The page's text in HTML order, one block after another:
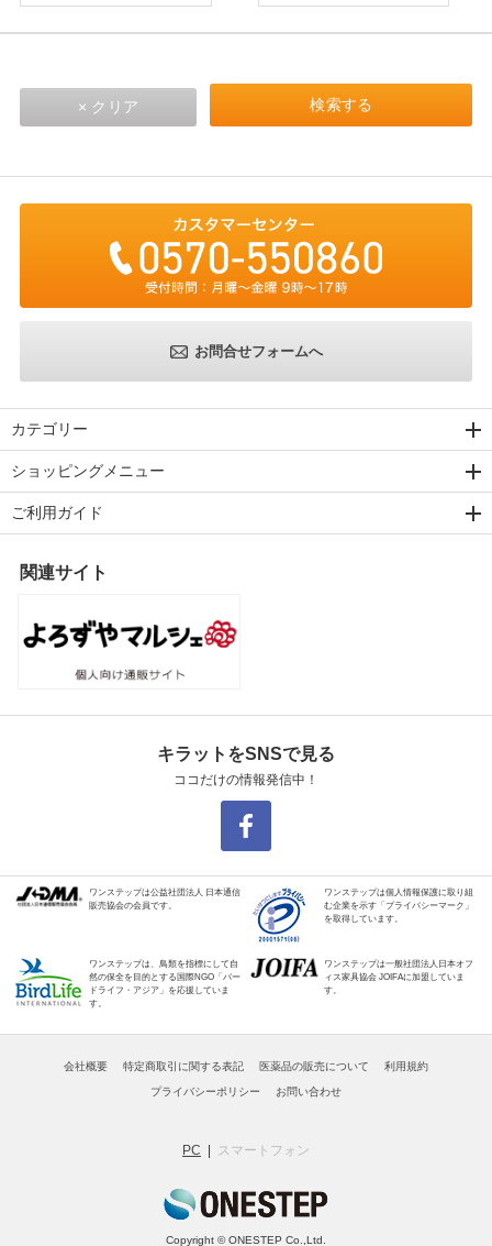
お問合せフォームへ
カテゴリー
ショッピングメニュー
ご利用ガイド
関連サイト
キラットをSNSで見る
ココだけの情報発信中！
ワンステップは公益社団法人 日本通信
販売協会の会員です。
ワンステップは個人情報保護に取り組
む企業を示す「プライバシーマーク」
を取得しています。
ワンステップは、鳥類を指標にして自
然の保全を目的とする国際NGO「バー
ドライフ・アジア」を応援していま
す。
ワンステップは一般社団法人日本オフ
ィス家具協会 JOIFAに加盟していま
す。
会社概要 特定商取引に関する表記 医薬品の販売について 利用規約
プライバシーポリシー お問い合わせ
PC スマートフォン
Copyright © ONESTEP Co.,Ltd.